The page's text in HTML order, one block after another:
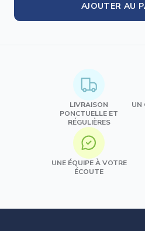
AJOUTER AU
LIVRAISON
PONCTUELLE ET
RÉGULIÈRES
UN
UNE ÉQUIPE À VOTRE
ÉCOUTE